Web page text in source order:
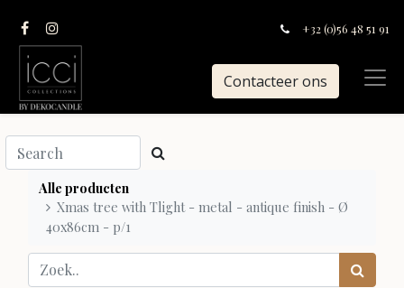
+32 (0)56 48 51 91
Contacteer ons
Alle producten
Xmas tree with Tlight - metal - antique finish - Ø
40x86cm - p/1